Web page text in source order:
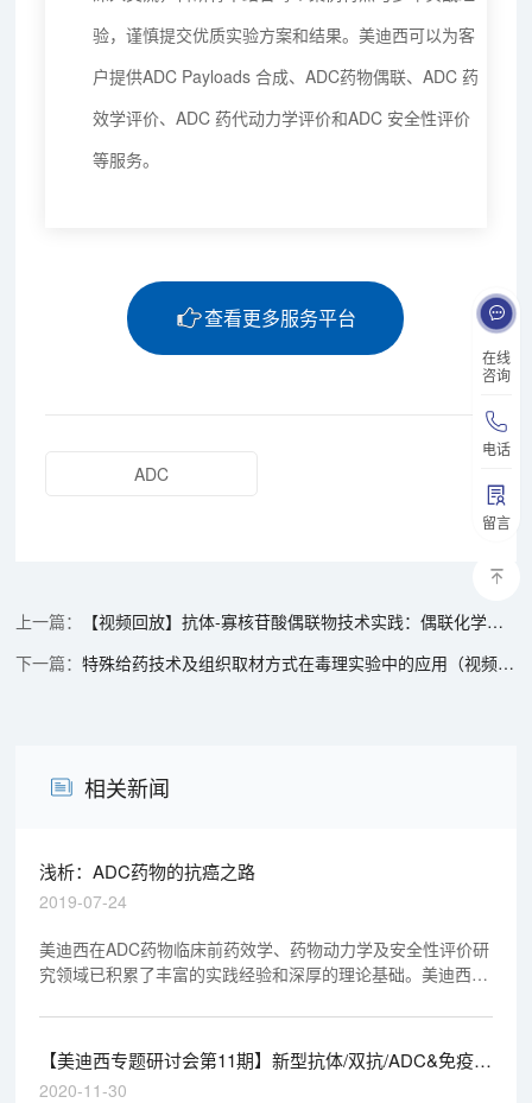
在线
咨询
电话
留言
验，谨慎提交优质实验方案和结果。美迪西可以为客
户提供ADC Payloads 合成、ADC药物偶联、ADC 药
效学评价、ADC 药代动力学评价和ADC 安全性评价
等服务。
查看更多服务平台
ADC
【视频回放】抗体-寡核苷酸偶联物技术实践：偶联化学、DAR控制与表征分析
特殊给药技术及组织取材方式在毒理实验中的应用（视频回放）
相关新闻
浅析：ADC药物的抗癌之路
2019-07-24
美迪西在ADC药物临床前药效学、药物动力学及安全性评价研
究领域已积累了丰富的实践经验和深厚的理论基础。美迪西有
安全性评价研究，其中3个ADC药物研究资料已顺利通过
NMPA和FDA审评，另外1个将在2019年提交NMPA审评。
【美迪西专题研讨会第11期】新型抗体/双抗/ADC&免疫治
疗产业化道路探索
2020-11-30